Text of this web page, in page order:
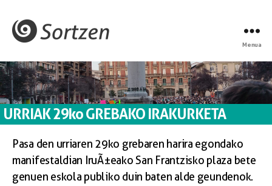
Menua
URRIAK 29ko GREBAKO IRAKURKETA
Pasa den urriaren 29ko grebaren harira egondako
manifestaldian IruÃ±eako San Frantzisko plaza bete
genuen eskola publiko duin baten alde geundenok.